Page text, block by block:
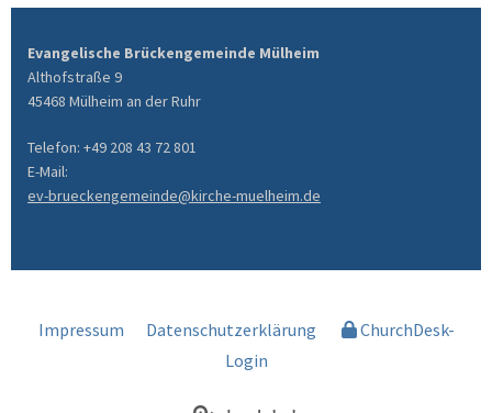
Evangelische Brückengemeinde Mülheim
Althofstraße 9
45468 Mülheim an der Ruhr
Telefon: +49 208 43 72 801
E-Mail:
ev-brueckengemeinde@kirche-muelheim.de
Impressum Datenschutzerklärung
ChurchDesk-
Login